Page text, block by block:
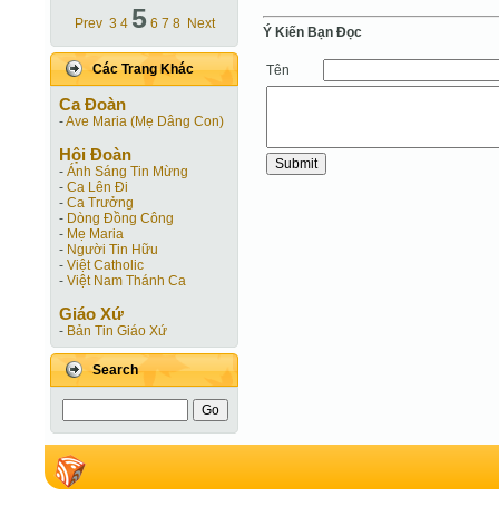
Prev 3 4 5 6 7 8 Next
Các Trang Khác
Ca Ðoàn
-Ave Maria (Mẹ Dâng Con)
Hội Ðoàn
- Ánh Sáng Tin Mừng
- Ca Lên Đi
- Ca Trưởng
- Dòng Đồng Công
- Mẹ Maria
- Người Tin Hữu
- Việt Catholic
- Việt Nam Thánh Ca
Giáo Xứ
- Bản Tin Giáo Xứ
Search
Ý Kiến Bạn Ðọc
Tên